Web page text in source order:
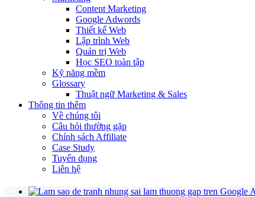
Content Marketing
Google Adwords
Thiết kế Web
Lập trình Web
Quản trị Web
Học SEO toàn tập
Kỹ năng mềm
Glossary
Thuật ngữ Marketing & Sales
Thông tin thêm
Về chúng tôi
Câu hỏi thường gặp
Chính sách Affiliate
Case Study
Tuyển dụng
Liên hệ